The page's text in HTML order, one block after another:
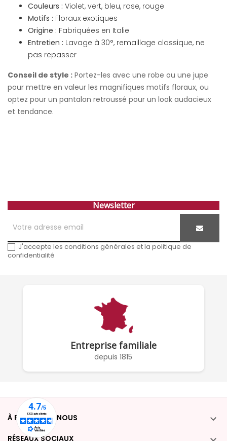
Couleurs : Violet, vert, bleu, rose, rouge
Motifs : Floraux exotiques
Origine : Fabriquées en Italie
Entretien : Lavage à 30°, remaillage classique, ne
pas repasser
Conseil de style : Portez-les avec une robe ou une jupe
pour mettre en valeur les magnifiques motifs floraux, ou
optez pour un pantalon retroussé pour un look audacieux
et tendance.
Newsletter
J'accepte les conditions générales et la politique de
confidentialité
Entreprise familiale
depuis 1815
À PROPOS DE NOUS 
RÉSEAUX SOCIAUX